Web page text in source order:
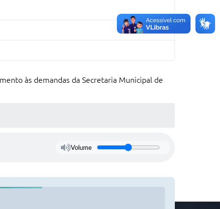
às demandas da Secretaria Municipal de
Volume